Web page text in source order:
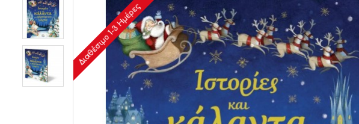
Διαθέσιμο 1-3 Ημέρες